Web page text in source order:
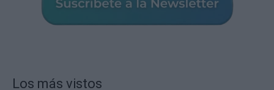
Los más vistos